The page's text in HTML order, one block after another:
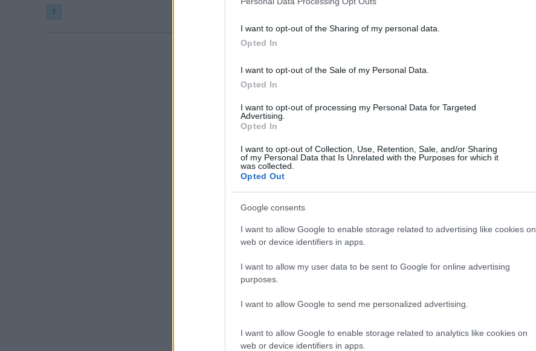
I want to opt-out of the Sharing of my personal data.
Opted In
I want to opt-out of the Sale of my Personal Data.
Opted In
I want to opt-out of processing my Personal Data for Targeted
Advertising.
Opted In
I want to opt-out of Collection, Use, Retention, Sale, and/or Sharing
of my Personal Data that Is Unrelated with the Purposes for which it
was collected.
Opted Out
Google consents
I want to allow Google to enable storage related to advertising like cookies on
web or device identifiers in apps.
I want to allow my user data to be sent to Google for online advertising
purposes.
I want to allow Google to send me personalized advertising.
I want to allow Google to enable storage related to analytics like cookies on
web or device identifiers in apps.
1